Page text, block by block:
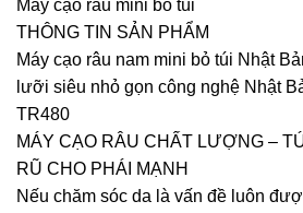
Máy cạo râu mini bỏ túi
THÔNG TIN SẢN PHẨM
Máy cạo râu nam mini bỏ túi Nhật
lưỡi siêu nhỏ gọn công nghệ Nhật
TR480
MÁY CẠO RÂU CHẤT LƯỢNG –
RŨ CHO PHÁI MẠNH
Nếu chăm sóc da là vấn đề luôn